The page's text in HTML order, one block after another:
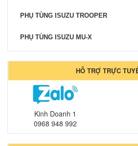
PHỤ TÙNG ISUZU TROOPER
PHỤ TÙNG ISUZU MU-X
HỖ TRỢ TRỰC
Kinh Doanh 1
0968 948 992